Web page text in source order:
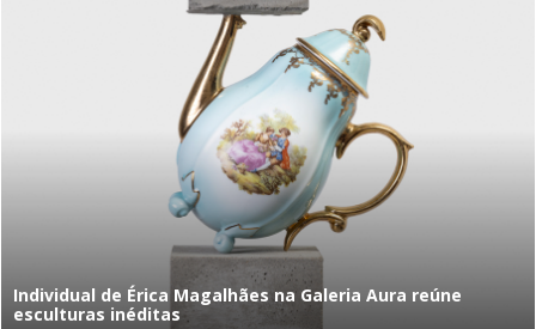
Individual de Érica Magalhães na Galeria Aura reúne
esculturas inéditas